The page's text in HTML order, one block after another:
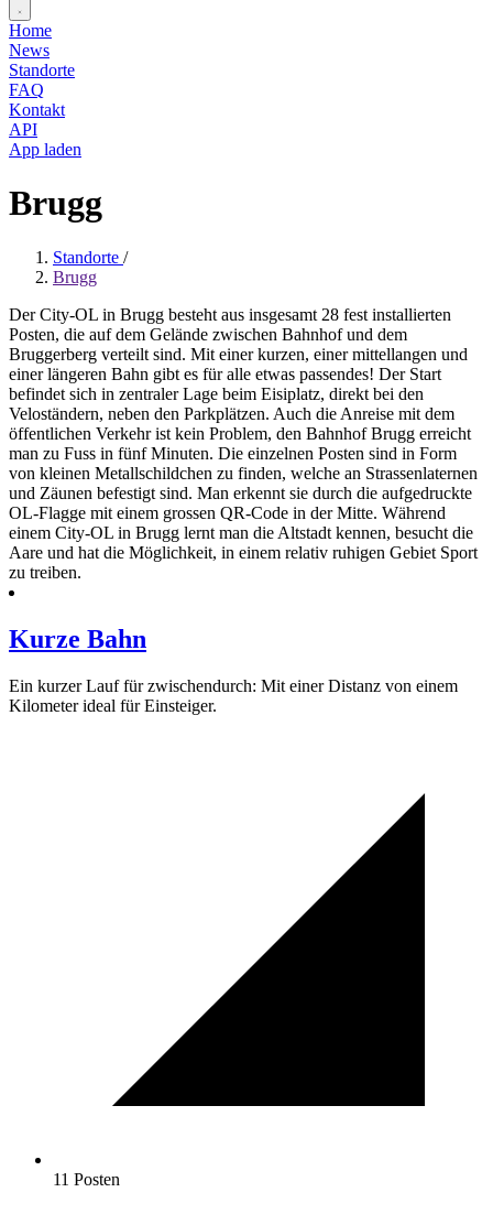
Home
News
Standorte
FAQ
Kontakt
API
App laden
Brugg
Standorte /
Brugg
Der City-OL in Brugg besteht aus insgesamt 28 fest installierten
Posten, die auf dem Gelände zwischen Bahnhof und dem
Bruggerberg verteilt sind. Mit einer kurzen, einer mittellangen und
einer längeren Bahn gibt es für alle etwas passendes! Der Start
befindet sich in zentraler Lage beim Eisiplatz, direkt bei den
Veloständern, neben den Parkplätzen. Auch die Anreise mit dem
öffentlichen Verkehr ist kein Problem, den Bahnhof Brugg erreicht
man zu Fuss in fünf Minuten. Die einzelnen Posten sind in Form
von kleinen Metallschildchen zu finden, welche an Strassenlaternen
und Zäunen befestigt sind. Man erkennt sie durch die aufgedruckte
OL-Flagge mit einem grossen QR-Code in der Mitte. Während
einem City-OL in Brugg lernt man die Altstadt kennen, besucht die
Aare und hat die Möglichkeit, in einem relativ ruhigen Gebiet Sport
zu treiben.
Kurze Bahn
Ein kurzer Lauf für zwischendurch: Mit einer Distanz von einem
Kilometer ideal für Einsteiger.
11 Posten